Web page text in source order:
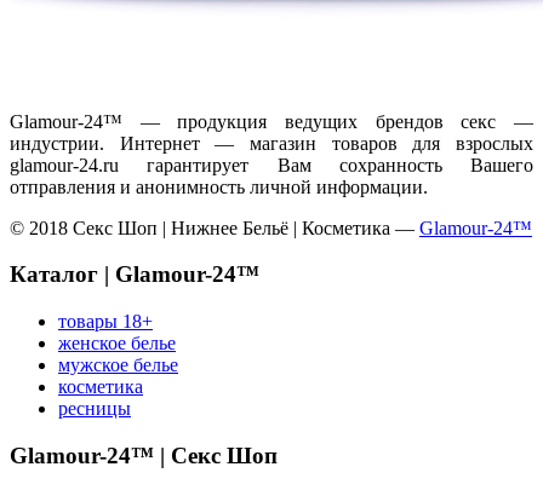
Glamour-24™ — продукция ведущих брендов секс —
индустрии. Интернет — магазин товаров для взрослых
glamour-24.ru гарантирует Вам сохранность Вашего
отправления и анонимность личной информации.
© 2018 Секс Шоп | Нижнее Бельё | Косметика — Glamour-24™
Каталог | Glamour-24™
товары 18+
женское белье
мужское белье
косметика
ресницы
Glamour-24™ | Секс Шоп